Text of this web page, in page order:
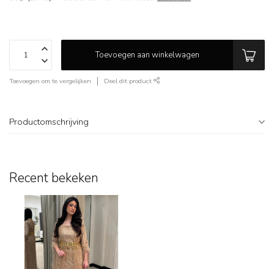
Toevoegen aan winkelwagen
Toevoegen om te vergelijken Deel dit product
Productomschrijving
Recent bekeken